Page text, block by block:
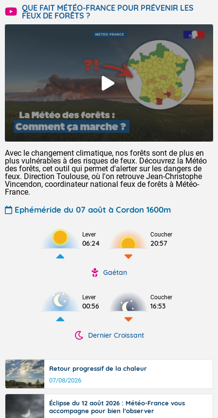
QUE FAIT MÉTÉO-FRANCE POUR PRÉVENIR LES
FEUX DE FORÊTS ?
Avec le changement climatique, nos forêts sont de plus en
plus vulnérables à des risques de feux. Découvrez la Météo
des forêts, cet outil qui permet d'alerter sur les dangers de
feux. Direction Toulouse, où l'on retrouve Jean-Christophe
Vincendon, coordinateur national feux de forêts à Météo-
France.
Ephéméride du 07 août à Cordon 1600m
Lever
06:24
Coucher
20:57
Gaétan
Lever
00:56
Coucher
16:53
Dernier Croissant
Retour progressif de la chaleur
07/08/2026
Éclipse du 12 août 2026 : Météo-France vous
accompagne pour bien l'observer